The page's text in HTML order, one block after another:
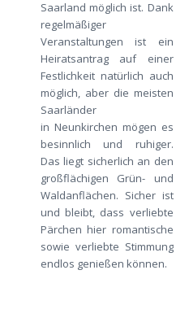
Saarland möglich ist. Dank
regelmäßiger
Veranstaltungen ist ein
Heiratsantrag auf einer
Festlichkeit natürlich auch
möglich, aber die meisten
Saarländer
in Neunkirchen mögen es
besinnlich und ruhiger.
Das liegt sicherlich an den
großflächigen Grün- und
Waldanflächen. Sicher ist
und bleibt, dass verliebte
Pärchen hier romantische
sowie verliebte Stimmung
endlos genießen können.